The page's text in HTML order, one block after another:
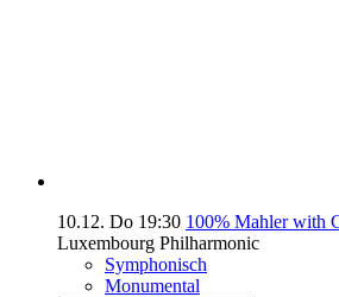
10.12. Do 19:30 100% Mahler with
Luxembourg Philharmonic
Symphonisch
Monumental